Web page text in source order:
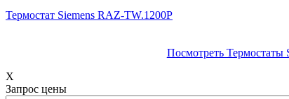
Термостат Siemens RAZ-TW.1200P
Посмотреть Термостаты
X
Запрос цены